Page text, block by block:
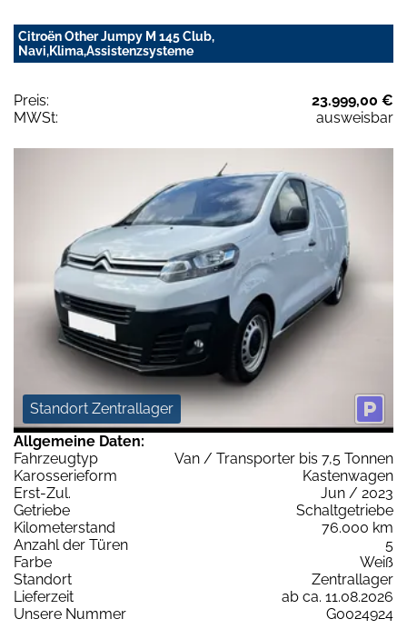
Citroën Other Jumpy M 145 Club,
Navi,Klima,Assistenzsysteme
Preis:
23.999,00 €
MWSt:
ausweisbar
Standort Zentrallager
Allgemeine Daten:
Fahrzeugtyp
Van / Transporter bis 7,5 Tonnen
Karosserieform
Kastenwagen
Erst-Zul.
Jun / 2023
Getriebe
Schaltgetriebe
Kilometerstand
76.000 km
Anzahl der Türen
5
Farbe
Weiß
Standort
Zentrallager
Lieferzeit
ab ca. 11.08.2026
Unsere Nummer
G0024924